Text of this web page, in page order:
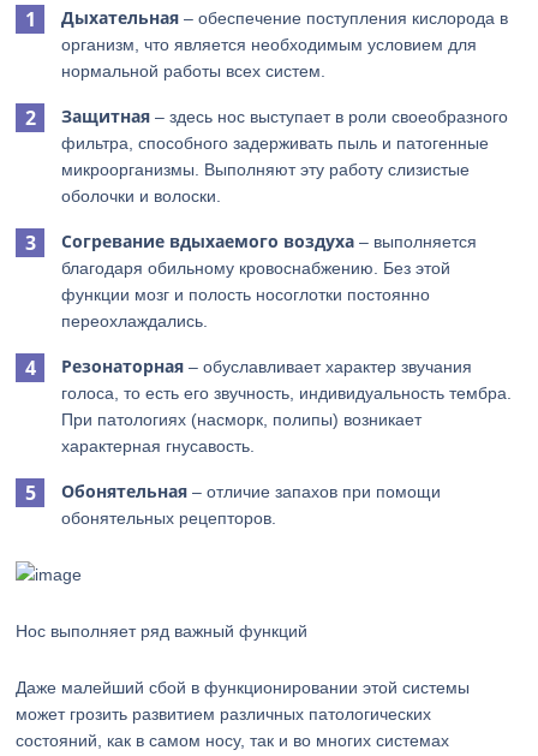
Дыхательная – обеспечение поступления кислорода в
организм, что является необходимым условием для
нормальной работы всех систем.
Защитная – здесь нос выступает в роли своеобразного
фильтра, способного задерживать пыль и патогенные
микроорганизмы. Выполняют эту работу слизистые
оболочки и волоски.
Согревание вдыхаемого воздуха – выполняется
благодаря обильному кровоснабжению. Без этой
функции мозг и полость носоглотки постоянно
переохлаждались.
Резонаторная – обуславливает характер звучания
голоса, то есть его звучность, индивидуальность тембра.
При патологиях (насморк, полипы) возникает
характерная гнусавость.
Обонятельная – отличие запахов при помощи
обонятельных рецепторов.
Нос выполняет ряд важный функций
Даже малейший сбой в функционировании этой системы
может грозить развитием различных патологических
состояний, как в самом носу, так и во многих системах